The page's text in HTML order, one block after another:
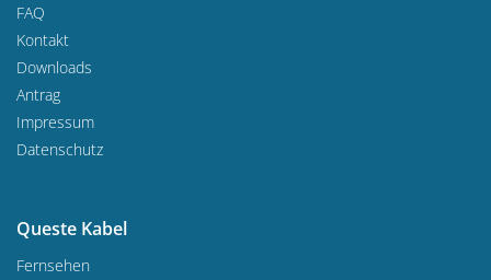
FAQ
Kontakt
Downloads
Antrag
Impressum
Datenschutz
Queste Kabel
Fernsehen